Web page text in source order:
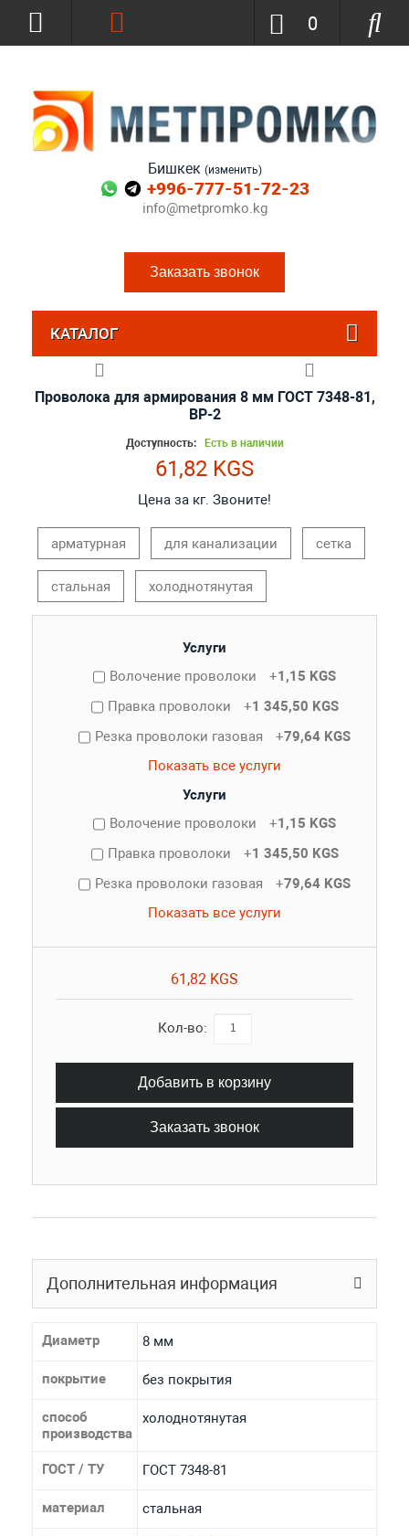
Бишкек (изменить)
+996-777-51-72-23
info@metpromko.kg
Заказать звонок
0
КАТАЛОГ
Проволока для армирования 8 мм ГОСТ 7348-81,
ВР-2
Доступность: Есть в наличии
61,82 KGS
Цена за кг. Звоните!
арматурная для канализации сетка
стальная холоднотянутая
Услуги
Волочение проволоки
+1,15 KGS
Правка проволоки
+1 345,50 KGS
Резка проволоки газовая
+79,64 KGS
Показать все услуги
Услуги
Волочение проволоки
+1,15 KGS
Правка проволоки
+1 345,50 KGS
Резка проволоки газовая
+79,64 KGS
Показать все услуги
61,82 KGS
Кол-во:
Добавить в корзину
Заказать звонок
Дополнительная информация
Диаметр 8 мм
покрытие без покрытия
способ
производства
холоднотянутая
ГОСТ / ТУ ГОСТ 7348-81
материал стальная